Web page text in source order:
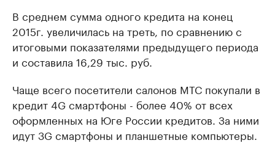
В среднем сумма одного кредита на конец
2015г. увеличилась на треть, по сравнению с
итоговыми показателями предыдущего периода
и составила 16,29 тыс. руб.
Чаще всего посетители салонов МТС покупали в
кредит 4G смартфоны - более 40% от всех
оформленных на Юге России кредитов. За ними
идут 3G смартфоны и планшетные компьютеры.